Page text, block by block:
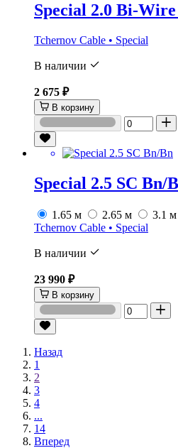
Special 2.0 Bi-Wire
Tchernov Cable • Special
В наличии
2 675 ₽
В корзину
Special 2.5 SС Bn/
1.65 м 2.65 м 3.1 м
Tchernov Cable • Special
В наличии
23 990 ₽
В корзину
Назад
1
2
3
4
...
14
Вперед